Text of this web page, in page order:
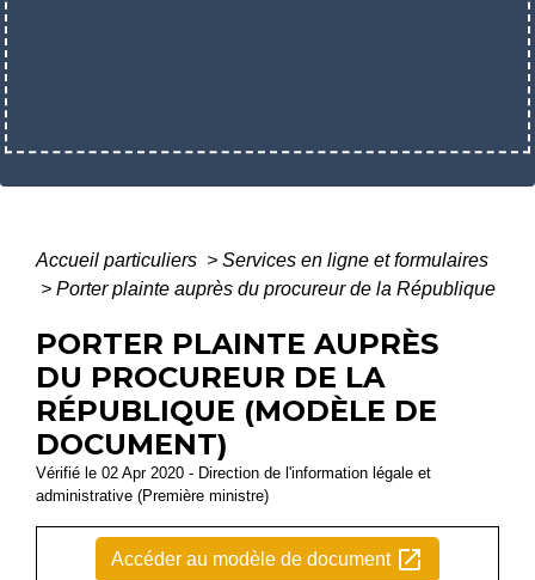
Accueil particuliers > Services en ligne et formulaires
> Porter plainte auprès du procureur de la République
PORTER PLAINTE AUPRÈS
DU PROCUREUR DE LA
RÉPUBLIQUE (MODÈLE DE
DOCUMENT)
Vérifié le 02 Apr 2020 - Direction de l'information légale et
administrative (Première ministre)
Accéder au modèle de document open_in_new